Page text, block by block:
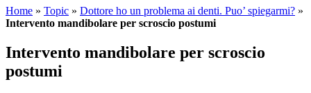
Home » Topic » Dottore ho un problema ai denti. Puo’ spiegarmi? »
Intervento mandibolare per scroscio postumi
Intervento mandibolare per scroscio
postumi